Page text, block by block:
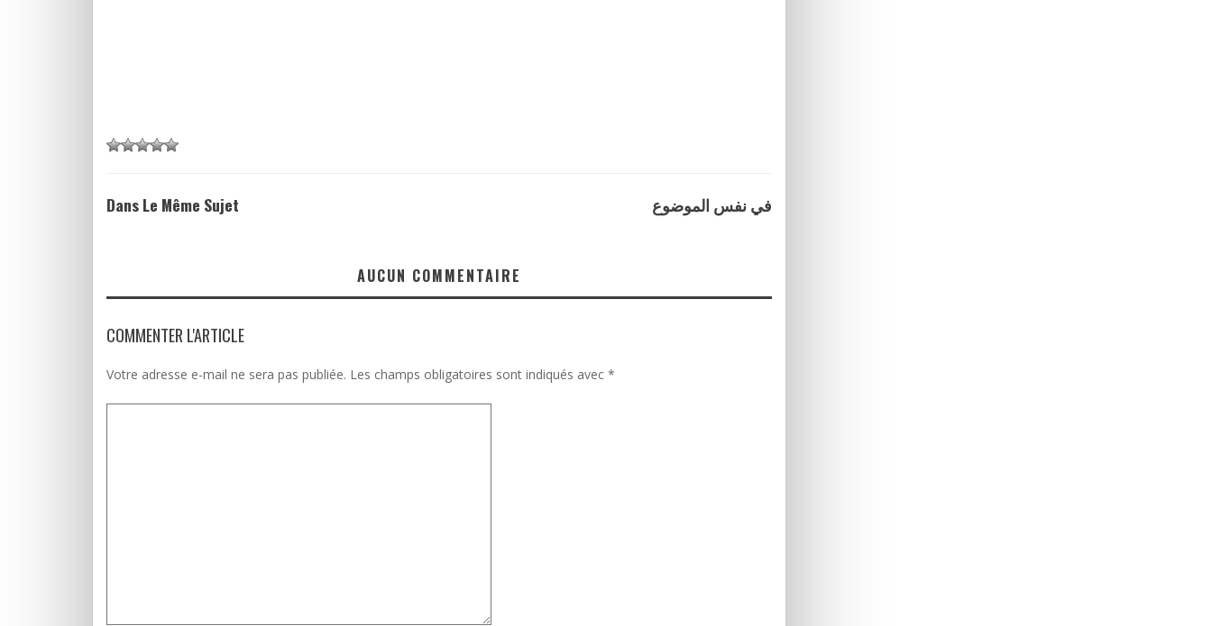
Dans Le Même Sujet في نفس الموضوع
AUCUN COMMENTAIRE
COMMENTER L'ARTICLE
Votre adresse e-mail ne sera pas publiée. Les champs obligatoires sont indiqués avec *